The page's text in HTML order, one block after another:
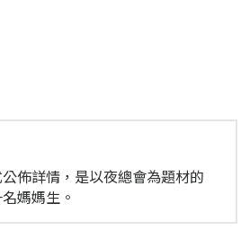
佈詳情，是以夜總會為題材的
媽媽生。